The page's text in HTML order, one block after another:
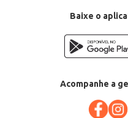
Baixe o
Acompanhe a